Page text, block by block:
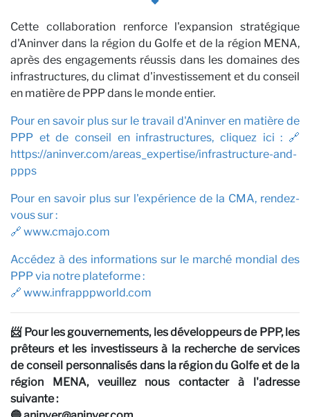
Cette collaboration renforce l'expansion stratégique
d'Aninver dans la région du Golfe et de la région MENA,
après des engagements réussis dans les domaines des
infrastructures, du climat d'investissement et du conseil
en matière de PPP dans le monde entier.
Pour en savoir plus sur le travail d'Aninver en matière de
PPP et de conseil en infrastructures, cliquez ici : 🔗
https://aninver.com/areas_expertise/infrastructure-and-
ppps
Pour en savoir plus sur l'expérience de la CMA, rendez-
vous sur :
🔗 www.cmajo.com
Accédez à des informations sur le marché mondial des
PPP via notre plateforme :
🔗 www.infrapppworld.com
📨 Pour les gouvernements, les développeurs de PPP, les
prêteurs et les investisseurs à la recherche de services
de conseil personnalisés dans la région du Golfe et de la
région MENA, veuillez nous contacter à l'adresse
suivante :